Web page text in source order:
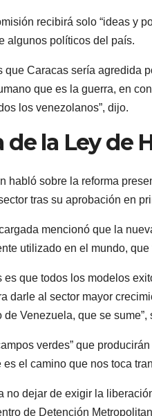
recibirá solo “ideas y
algunos políticos del país.
que Caracas sería agredida
que es la guerra, en
los venezolanos”, dijo.
de la Ley de
habló sobre la reforma
tras su aprobación en
mencionó que la
utilizado en el mundo,
es que todos los modelos
darle al sector mayor
Venezuela, que se sume”,
verdes” que
es el camino que nos toca
no dejar de exigir la
de Detención